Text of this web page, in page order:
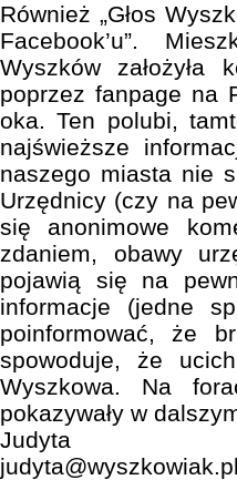
Również „Głos
Facebook’u”.
Wyszków
poprzez fanpage na
oka. Ten polubi,
najświeższe
naszego miasta nie
Urzędnicy (czy na
się anonimowe
zdaniem, obawy
pojawią się na
informacje (jedne
poinformować, że
spowoduje, że
Wyszkowa. Na
pokazywały w
Judyta
judyta@wyszkowiak.pl